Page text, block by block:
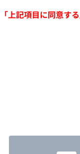
「上記項目に同意す